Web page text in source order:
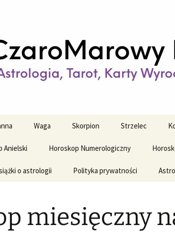
Waga Skorpion Strzelec
Anielski Horoskop Numerologiczny
o astrologii Polityka prywatności
miesięczny